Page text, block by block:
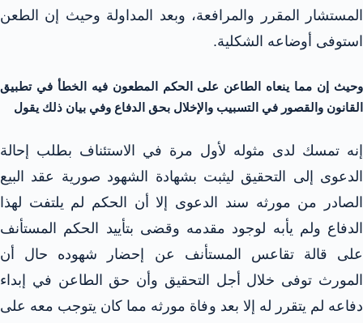
المستشار المقرر والمرافعة، وبعد المداولة وحيث إن الطعن
استوفى أوضاعه الشكلية.
وحيث إن مما ينعاه الطاعن على الحكم المطعون فيه الخطأ في تطبيق
القانون والقصور في التسبيب والإخلال بحق الدفاع وفي بيان ذلك يقول
إنه تمسك لدى مثوله لأول مرة في الاستئناف بطلب إحالة
الدعوى إلى التحقيق ليثبت بشهادة الشهود صورية عقد البيع
الصادر من مورثه سند الدعوى إلا أن الحكم لم يلتفت لهذا
الدفاع ولم يأبه لوجود مقدمه وقضى بتأييد الحكم المستأنف
على قالة تقاعس المستأنف عن إحضار شهوده حال أن
المورث توفى خلال أجل التحقيق وأن حق الطاعن في إبداء
دفاعه لم يتقرر له إلا بعد وفاة مورثه مما كان يتوجب معه على